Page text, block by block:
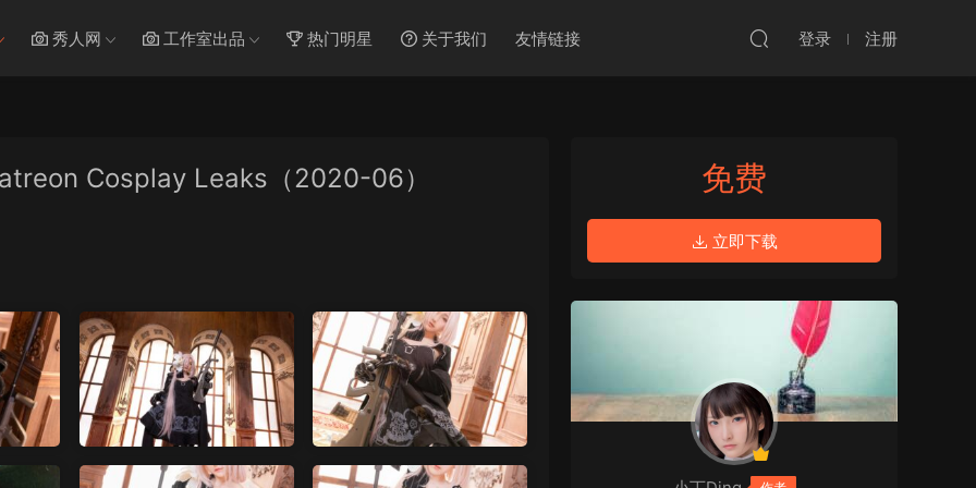
秀人网 工作室出品 热门明星 关于我们 友情链接 登录 注册
Cosplay Leaks（2020-06） 免费
立即下载